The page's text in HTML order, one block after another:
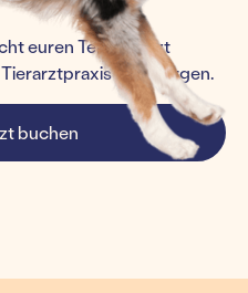
euren Termin jetzt
von morgen.
buchen